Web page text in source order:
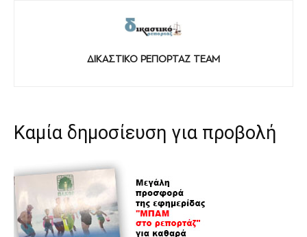
ΔΙΚΑΣΤΙΚΟ ΡΕΠΟΡΤΑΖ TEAM
Καμία δημοσίευση για προβολή